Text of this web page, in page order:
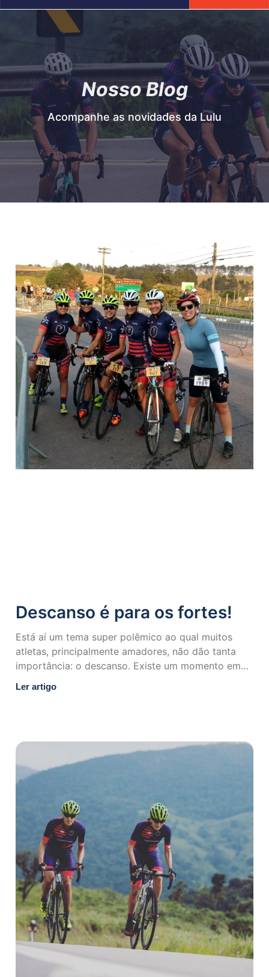
Nosso Blog
Acompanhe as novidades da Lulu
Descanso é para os fortes!
Está aí um tema super polêmico ao qual muitos
atletas, principalmente amadores, não dão tanta
importância: o descanso. Existe um momento em
Ler artigo